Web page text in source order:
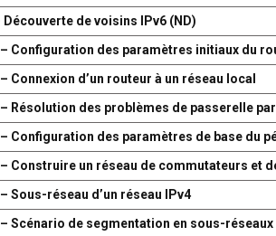
de voisins IPv6 (ND)
Configuration des paramètres initiaux du
Connexion d’un routeur à un réseau local
Résolution des problèmes de passerelle
Configuration des paramètres de base du
Construire un réseau de commutateurs et
Sous-réseau d’un réseau IPv4
Scénario de segmentation en sous-réseaux